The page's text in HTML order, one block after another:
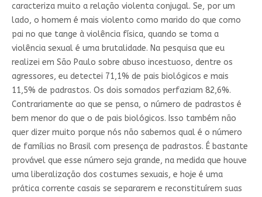
caracteriza muito a relação violenta conjugal. Se, por um
lado, o homem é mais violento como marido do que como
pai no que tange à violência física, quando se toma a
violência sexual é uma brutalidade. Na pesquisa que eu
realizei em São Paulo sobre abuso incestuoso, dentre os
agressores, eu detectei 71,1% de pais biológicos e mais
11,5% de padrastos. Os dois somados perfaziam 82,6%.
Contrariamente ao que se pensa, o número de padrastos é
bem menor do que o de pais biológicos. Isso também não
quer dizer muito porque nós não sabemos qual é o número
de famílias no Brasil com presença de padrastos. É bastante
provável que esse número seja grande, na medida que houve
uma liberalização dos costumes sexuais, e hoje é uma
prática corrente casais se separarem e reconstituírem suas